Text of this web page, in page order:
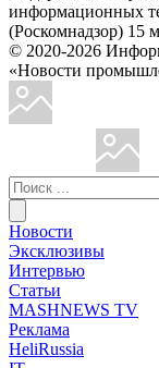
информационных
(Роскомнадзор) 15
© 2020-2026
«Новости
Новости
Эксклюзивы
Интервью
Статьи
MASHNEWS TV
Реклама
HeliRussia